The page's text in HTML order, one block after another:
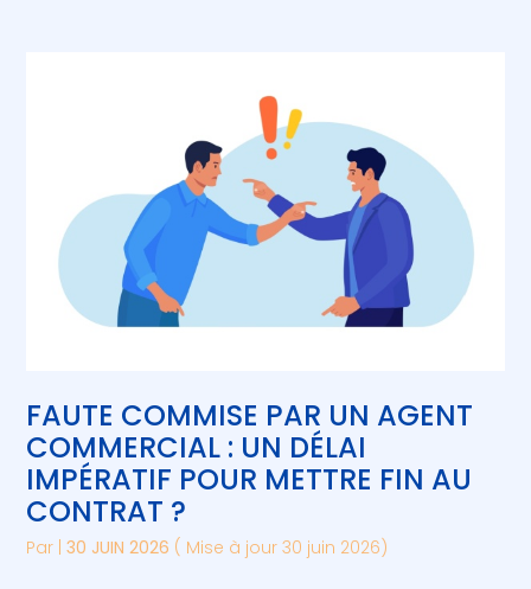
FAUTE COMMISE PAR UN AGENT
COMMERCIAL : UN DÉLAI
IMPÉRATIF POUR METTRE FIN AU
CONTRAT ?
Par |30 JUIN 2026 ( Mise à jour 30 juin 2026)